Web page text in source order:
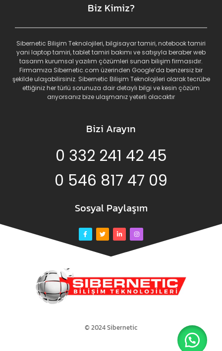
Biz Kimiz?
Sibernetic Bilişim Teknolojileri, bilgisayar tamiri, notebook tamiri
yani laptop tamiri, tablet tamiri bakımı ve satışıyla beraber web
tasarım kurumsal yazılım çözümleri sunan bilişim firmasıdır.
Firmamıza Sibernetic.com üzerinden Google’da benzersiz bir
şekilde ulaşabilirsiniz. Sibernetic Bilişim Teknolojileri olarak tecrübe
ettiğiniz her türlü sorunuza dair detaylı bilgi ve kesin çözüm
arıyorsanız bize ulaşmanız yeterli olacaktır
Bizi Arayın
0 332 241 42 45
0 546 817 47 09
Sosyal Paylaşım
© 2024 Sibernetic